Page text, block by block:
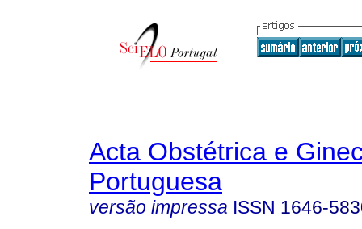
Acta Obstétrica e
Portuguesa
versão impressa ISSN 1646-